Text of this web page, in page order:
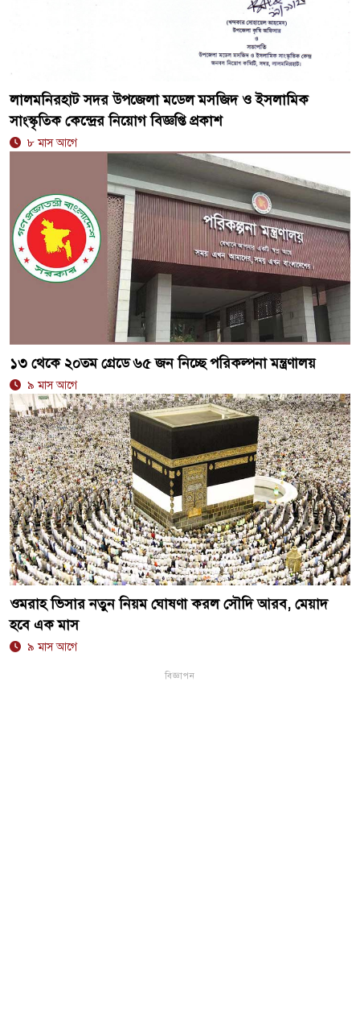
লালমনিরহাট সদর উপজেলা মডেল মসজিদ ও ইসলামিক
সাংস্কৃতিক কেন্দ্রের নিয়োগ বিজ্ঞপ্তি প্রকাশ
৮ মাস আগে
১৩ থেকে ২০তম গ্রেডে ৬৫ জন নিচ্ছে পরিকল্পনা মন্ত্রণালয়
৯ মাস আগে
ওমরাহ ভিসার নতুন নিয়ম ঘোষণা করল সৌদি আরব, মেয়াদ
হবে এক মাস
৯ মাস আগে
বিজ্ঞাপন